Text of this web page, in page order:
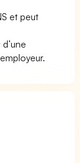
et peut